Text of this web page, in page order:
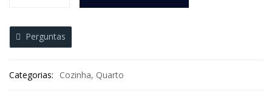
Perguntas
Categorias: Cozinha, Quarto